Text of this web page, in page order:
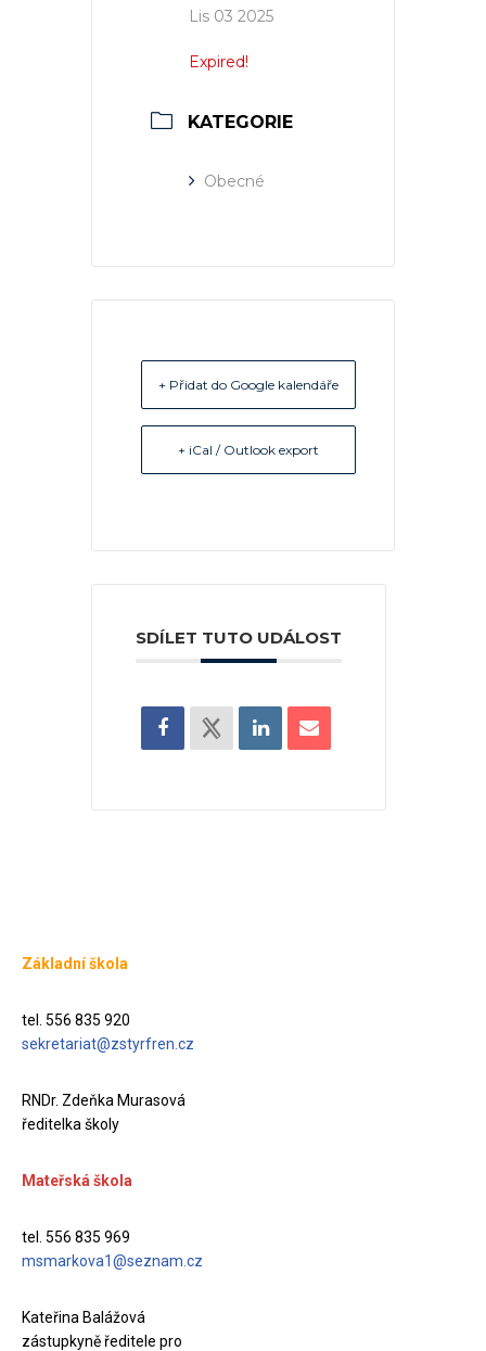
Lis 03 2025
Expired!
KATEGORIE
Obecné
+ Přidat do Google kalendáře
+ iCal / Outlook export
SDÍLET TUTO UDÁLOST
Základní škola
tel. 556 835 920
sekretariat@zstyrfren.cz
RNDr. Zdeňka Murasová
ředitelka školy
Mateřská škola
tel. 556 835 969
msmarkova1@seznam.cz
Kateřina Balážová
zástupkyně ředitele pro